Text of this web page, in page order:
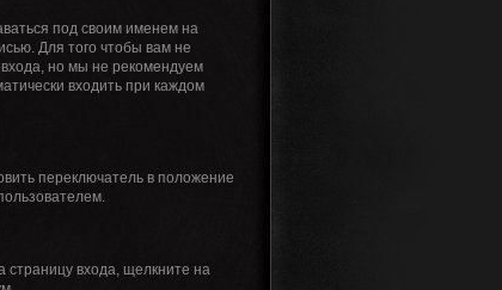
под своим именем на
Для того чтобы вам не
но мы не рекомендуем
входить при каждом
переключатель в положение
страницу входа, щелкните на